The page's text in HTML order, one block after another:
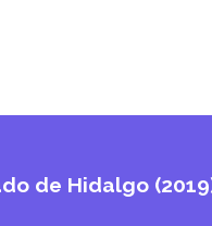
de Hidalgo